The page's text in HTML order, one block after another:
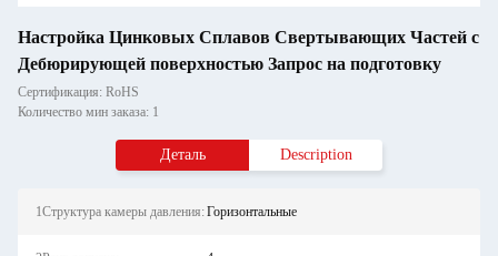
Настройка Цинковых Сплавов Свертывающих Частей с
Дебюрирующей поверхностью Запрос на подготовку
Сертификация: RoHS
Количество мин заказа: 1
Деталь Description
1Структура камеры давления:Горизонтальные